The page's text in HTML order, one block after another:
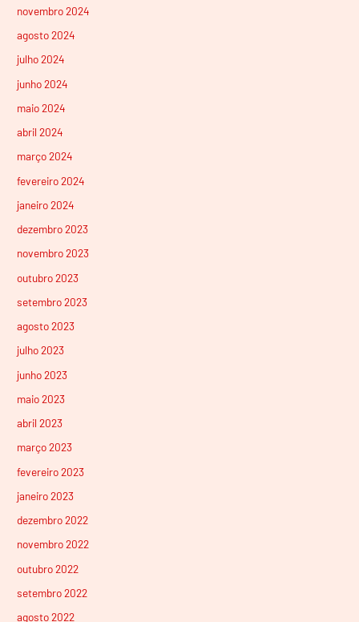
novembro 2024
agosto 2024
julho 2024
junho 2024
maio 2024
abril 2024
março 2024
fevereiro 2024
janeiro 2024
dezembro 2023
novembro 2023
outubro 2023
setembro 2023
agosto 2023
julho 2023
junho 2023
maio 2023
abril 2023
março 2023
fevereiro 2023
janeiro 2023
dezembro 2022
novembro 2022
outubro 2022
setembro 2022
agosto 2022